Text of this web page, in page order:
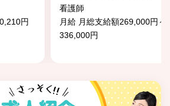
円
看護師
月給 月総支給額269,000円～
336,000円